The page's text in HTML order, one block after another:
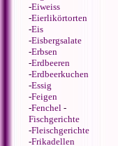
-Eiweiss
-Eierlikörtorten
-Eis
-Eisbergsalate
-Erbsen
-Erdbeeren
-Erdbeerkuchen
-Essig
-Feigen
-Fenchel -
Fischgerichte
-Fleischgerichte
-Frikadellen